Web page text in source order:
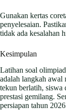
Gunakan kertas
penyelesaian.
tidak ada kesalahan
Kesimpulan
Latihan soal
adalah langkah awal
tekun berlatih, siswa
prestasi gemilang.
persiapan tahun